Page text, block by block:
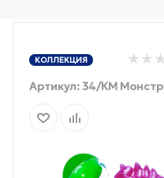
КОЛЛЕКЦИЯ
Артикул: 34/КМ Монстр